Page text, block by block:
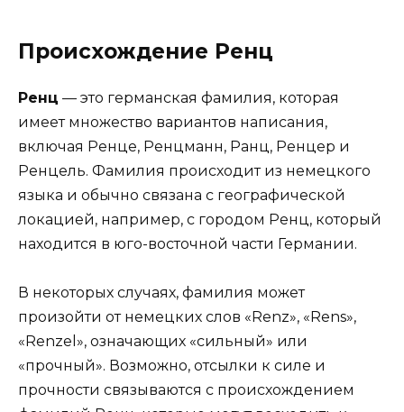
Происхождение Ренц
Ренц — это германская фамилия, которая
имеет множество вариантов написания,
включая Ренце, Ренцманн, Ранц, Ренцер и
Ренцель. Фамилия происходит из немецкого
языка и обычно связана с географической
локацией, например, с городом Ренц, который
находится в юго-восточной части Германии.
В некоторых случаях, фамилия может
произойти от немецких слов «Renz», «Rens»,
«Renzel», означающих «сильный» или
«прочный». Возможно, отсылки к силе и
прочности связываются с происхождением